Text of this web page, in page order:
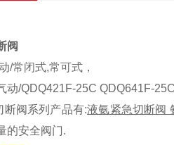
阀
/常闭式,常可式，
动/QDQ421F-25C QDQ641F-25C
断阀系列产品有:液氨紧急切断阀
的安全阀门.